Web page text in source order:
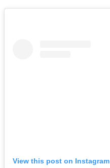
View this post on Instagram